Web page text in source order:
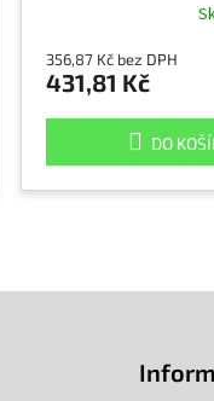
356,87 Kč bez DPH
431,81 Kč
DO